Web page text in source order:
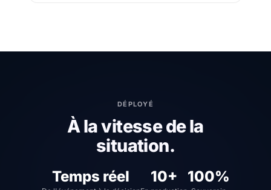
DÉPLOYÉ
À la vitesse de la
situation.
Temps réel 10+ 100%